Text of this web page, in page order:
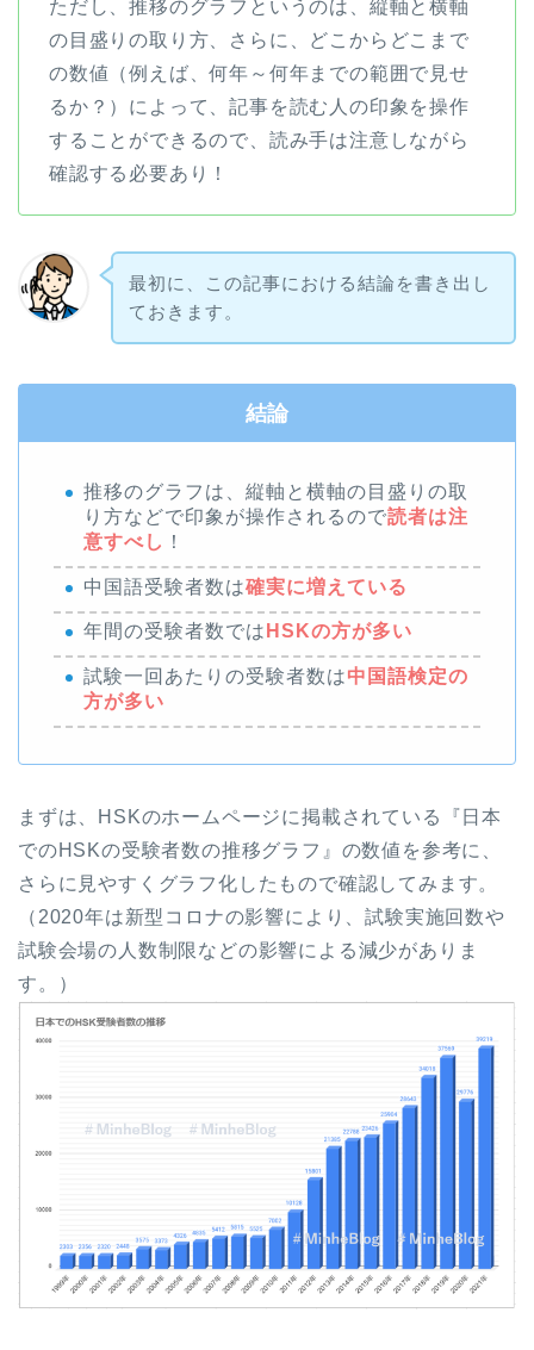
ただし、推移のグラフというのは、縦軸と横軸
の目盛りの取り方、さらに、どこからどこまで
の数値（例えば、何年～何年までの範囲で見せ
るか？）によって、記事を読む人の印象を操作
することができるので、読み手は注意しながら
確認する必要あり！
最初に、この記事における結論を書き出し
ておきます。
結論
推移のグラフは、縦軸と横軸の目盛りの取
り方などで印象が操作されるので読者は注
意すべし ！
中国語受験者数は確実に増えている
年間の受験者数では HSKの方が多い
試験一回あたりの受験者数は中国語検定の
方が多い
まずは、HSKのホームページに掲載されている『日本
でのHSKの受験者数の推移グラフ』の数値を参考に、
さらに見やすくグラフ化したもので確認してみます。
（2020年は新型コロナの影響により、試験実施回数や
試験会場の人数制限などの影響による減少がありま
す。）